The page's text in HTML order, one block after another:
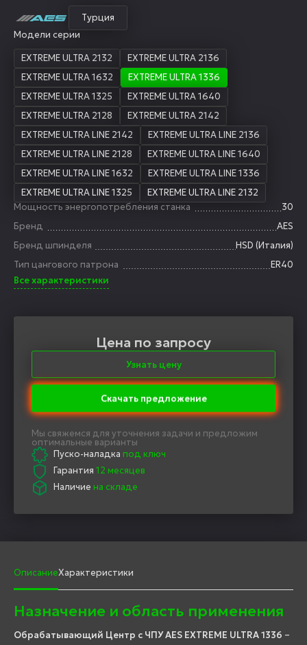
Турция
Модели серии
EXTREME ULTRA 2132
EXTREME ULTRA 2136
EXTREME ULTRA 1632
EXTREME ULTRA 1336
EXTREME ULTRA 1325
EXTREME ULTRA 1640
EXTREME ULTRA 2128
EXTREME ULTRA 2142
EXTREME ULTRA LINE 2142
EXTREME ULTRA LINE 2136
EXTREME ULTRA LINE 2128
EXTREME ULTRA LINE 1640
EXTREME ULTRA LINE 1632
EXTREME ULTRA LINE 1336
EXTREME ULTRA LINE 1325
EXTREME ULTRA LINE 2132
Мощность энергопотребления станка
30
Бренд
AES
Бренд шпинделя
HSD (Италия)
Тип цангового патрона
ER40
Все характеристики
Цена по запросу
Узнать цену
Скачать предложение
Мы свяжемся для уточнения задачи и предложим
оптимальные варианты
Пуско-наладка под ключ
Гарантия 12 месяцев
Наличие на складе
ОписаниеХарактеристики
Назначение и область применения
Обрабатывающий Центр с ЧПУ AES EXTREME ULTRA 1336 –